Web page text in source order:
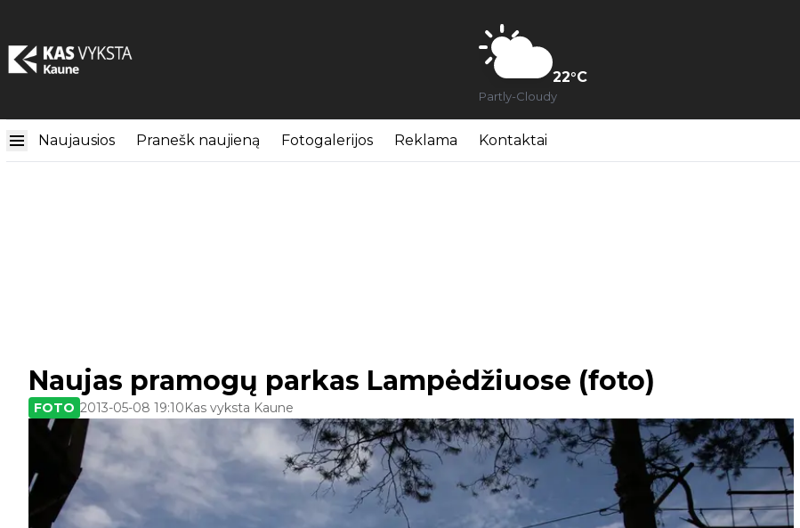
22°C
Partly-Cloudy
Naujausios Pranešk naujieną Fotogalerijos Reklama Kontaktai
Naujas pramogų parkas Lampėdžiuose (foto)
FOTO 2013-05-08 19:10Kas vyksta Kaune